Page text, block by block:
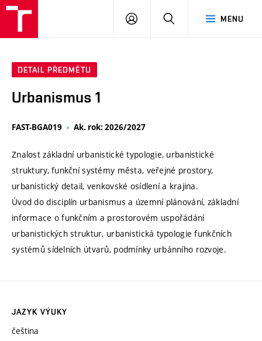
MENU
PŘIHLÁSIT
DETAIL PŘEDMĚTU
Urbanismus 1
FAST-BGA019 Ak. rok: 2026/2027
Znalost základní urbanistické typologie, urbanistické
struktury, funkční systémy města, veřejné prostory,
urbanistický detail, venkovské osídlení a krajina.
Úvod do disciplín urbanismus a územní plánování, základní
informace o funkčním a prostorovém uspořádání
urbanistických struktur, urbanistická typologie funkčních
systémů sídelních útvarů, podmínky urbánního rozvoje.
JAZYK VÝUKY
čeština